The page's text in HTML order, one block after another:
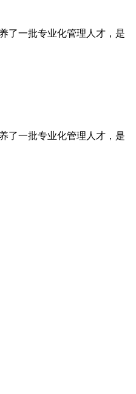
了一批专业化管理人才，是
了一批专业化管理人才，是